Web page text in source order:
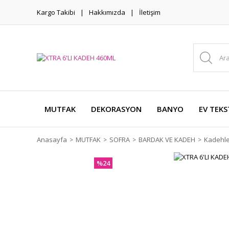
Kargo Takibi Hakkımızda İletişim
MUTFAK DEKORASYON BANYO EV
Anasayfa MUTFAK SOFRA BARDAK VE KADEH
%24